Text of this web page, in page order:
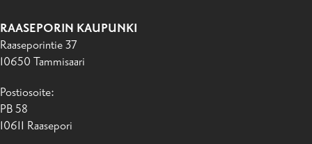
RAASEPORIN KAUPUNKI
Raaseporintie 37
10650 Tammisaari
Postiosoite:
PB 58
10611 Raasepori